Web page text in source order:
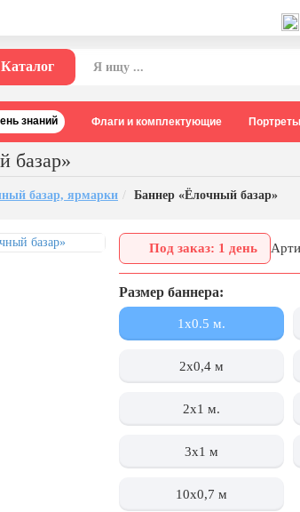
Каталог
знаний Флаги и комплектующие Портреты
базар»
базар, ярмарки Баннер «Ёлочный базар»
Под заказ: 1 день
Размер баннера:
1x0.5 м.
2х0,4 м
2x1 м.
3x1 м
10х0,7 м